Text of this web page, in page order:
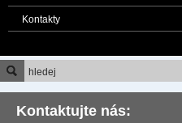
Kontakty
Kontaktujte nás: